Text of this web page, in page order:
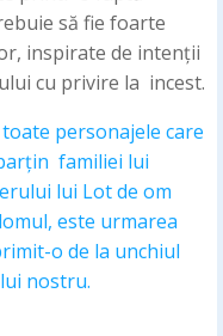
să fie foarte
inspirate de intenții
cu privire la incest.
personajele care
familiei lui
lui Lot de om
o de la unchiul
nostru.